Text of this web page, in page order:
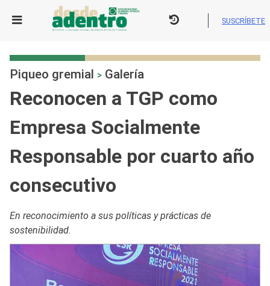
SUSCRÍBETE
Piqueo gremial > Galería
Reconocen a TGP como
Empresa Socialmente
Responsable por cuarto año
consecutivo
En reconocimiento a sus políticas y prácticas de
sostenibilidad.